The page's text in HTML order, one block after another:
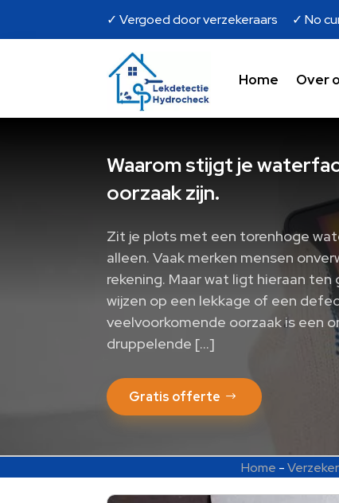
✓ Vergoed door verzekeraars ✓ No
Home Over
Waarom stijgt je
oorzaak zijn.​
Zit je plots met een torenhoge
alleen. Vaak merken mensen
rekening. Maar wat ligt hieraan
wijzen op een lekkage of een
veelvoorkomende oorzaak is een
druppelende […]
Gratis offerte
Home -